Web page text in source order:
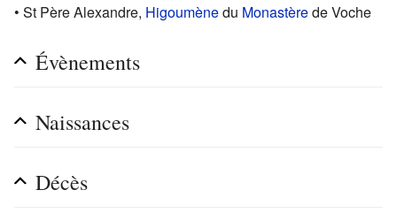
• St Père Alexandre, Higoumènedu Monastèrede Voche
Évènements
Naissances
Décès